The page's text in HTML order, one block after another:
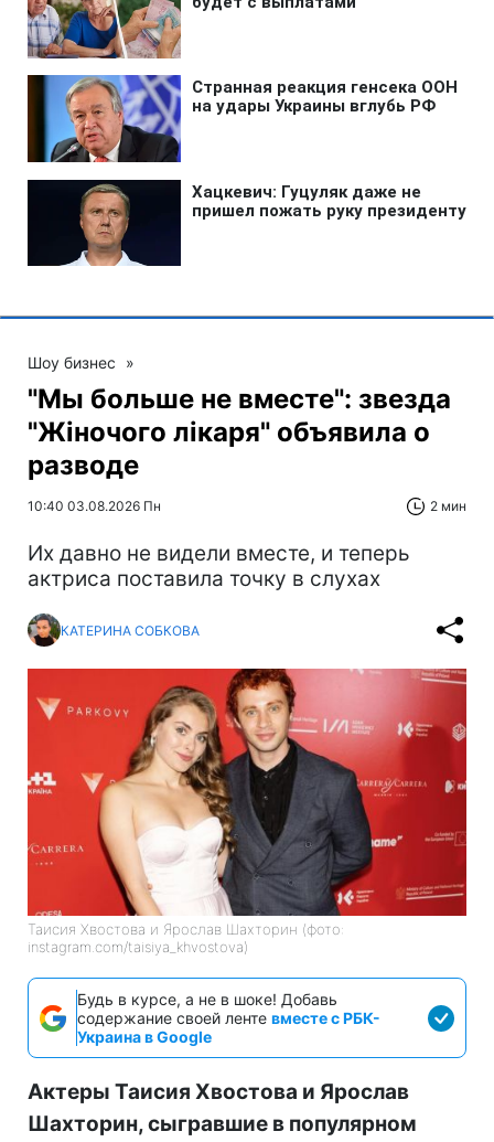
Шоу бизнес »
"Мы больше не вместе": звезда
"Жіночого лікаря" объявила о
разводе
10:40 03.08.2026 Пн 2 мин
Их давно не видели вместе, и теперь
актриса поставила точку в слухах
КАТЕРИНА СОБКОВА
Таисия Хвостова и Ярослав Шахторин (фото:
instagram.com/taisiya_khvostova)
Будь в курсе, а не в шоке! Добавь
содержание своей ленте вместе с РБК-
Украина в Google
Актеры Таисия Хвостова и Ярослав
Шахторин, сыгравшие в популярном